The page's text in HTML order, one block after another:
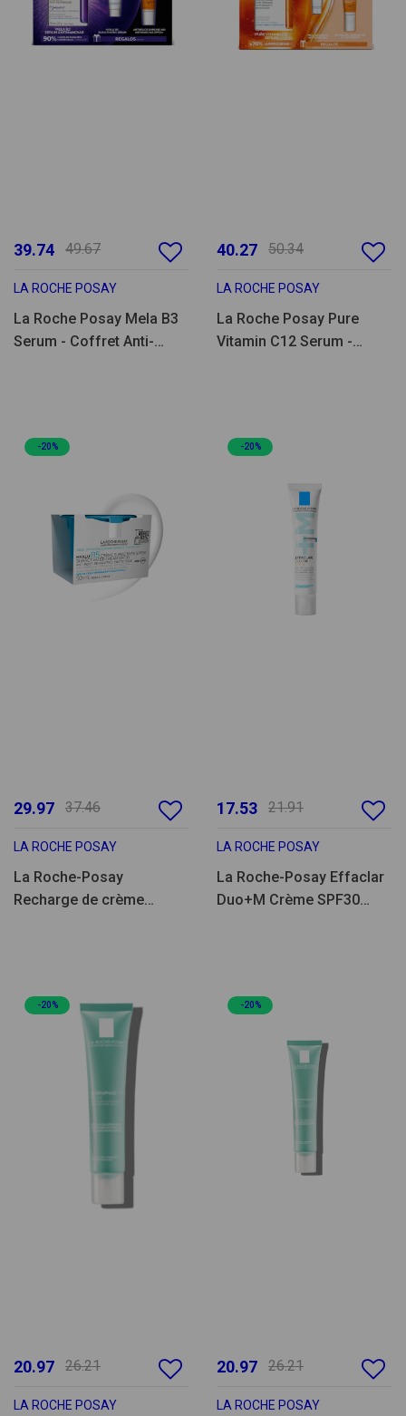
39.74 49.67
LA ROCHE POSAY
La Roche Posay Mela B3
Serum - Coffret Anti-
40.27 50.34
LA ROCHE POSAY
La Roche Posay Pure
Vitamin C12 Serum -
-20%
29.97 37.46
LA ROCHE POSAY
La Roche-Posay
Recharge de crème
-20%
17.53 21.91
LA ROCHE POSAY
La Roche-Posay Effaclar
Duo+M Crème SPF30
-20%
20.97 26.21
LA ROCHE POSAY
-20%
20.97 26.21
LA ROCHE POSAY